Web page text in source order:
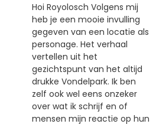
Hoi Royolosch Volgens mij
heb je een mooie invulling
gegeven van een locatie als
personage. Het verhaal
vertellen uit het
gezichtspunt van het altijd
drukke Vondelpark. Ik ben
zelf ook wel eens onzeker
over wat ik schrijf en of
mensen mijn reactie op hun